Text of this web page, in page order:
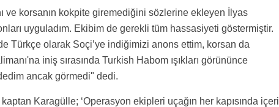
ve korsanın kokpite giremediğini sözlerine ekleyen İlyas
uyguladım. Ekibim de gerekli tüm hassasiyeti göstermiştir.
Türkçe olarak Soçi’ye indiğimizi anons ettim, korsan da
iniş sırasında Turkish Habom ışıkları görününce
ancak görmedi" dedi.
Karagülle; ‘Operasyon ekipleri uçağın her kapısında içeri